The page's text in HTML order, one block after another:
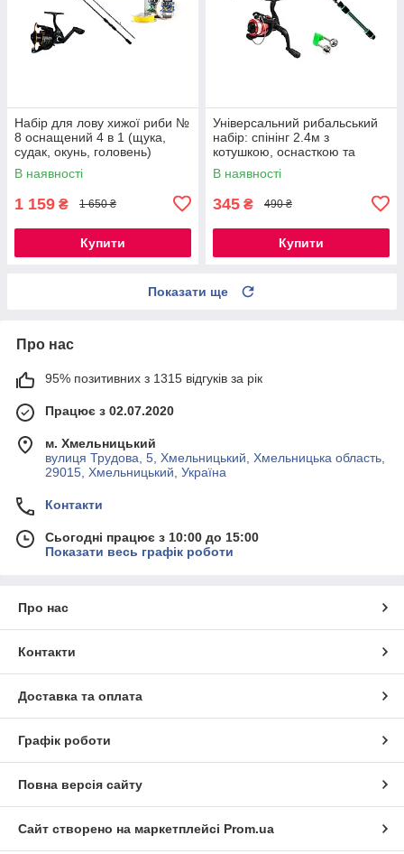
Набір для лову хижої риби №
8 оснащений 4 в 1 (щука,
судак, окунь, головень)
В наявності
1 159 ₴ 1 650 ₴
Купити
Універсальний рибальський
набір: спінінг 2.4м з
котушкою, оснасткою та
сигналізатором
В наявності
345 ₴ 490 ₴
Купити
Показати ще
Про нас
95% позитивних з 1315 відгуків за рік
Працює з 02.07.2020
м. Хмельницький
вулиця Трудова, 5, Хмельницький, Хмельницька область,
29015, Хмельницький, Україна
Контакти
Сьогодні працює з 10:00 до 15:00
Показати весь графік роботи
Про нас
Контакти
Доставка та оплата
Графік роботи
Повна версія сайту
Сайт створено на маркетплейсі Prom.ua